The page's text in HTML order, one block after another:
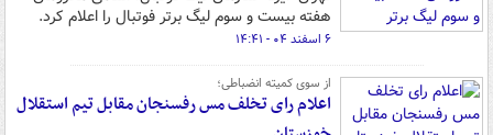
هفته بیست و سوم لیگ برتر فوتبال را اعلام کرد.
۶ اسفند ۰۴ - ۱۴:۴۱
از سوی کمیته انضباطی؛
اعلام رای تخلف مس رفسنجان مقابل تیم استقلال